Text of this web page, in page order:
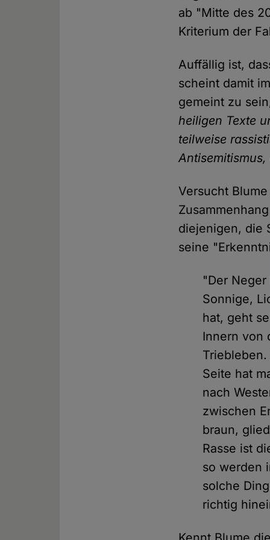
ab "Mitte des
Kriterium der
Auffällig ist,
scheint damit
gemeint zu
heiligen Texte
teilweise
Versucht
diejenigen, die
seine
"Der
Sonnige,
hat, geht
Innern von
Seite hat
nach
zwischen
braun,
Rasse ist
so werden
solche
richtig